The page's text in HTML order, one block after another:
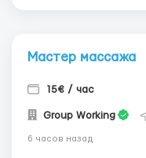
Мастер массажа
15€ / час
Group Working
6 часов назад